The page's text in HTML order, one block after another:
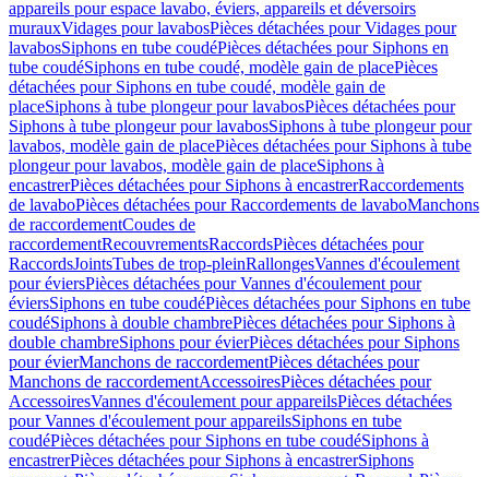
appareils pour espace lavabo, éviers, appareils et déversoirs
murauxVidages pour lavabosPièces détachées pour Vidages pour
lavabosSiphons en tube coudéPièces détachées pour Siphons en
tube coudéSiphons en tube coudé, modèle gain de placePièces
détachées pour Siphons en tube coudé, modèle gain de
placeSiphons à tube plongeur pour lavabosPièces détachées pour
Siphons à tube plongeur pour lavabosSiphons à tube plongeur pour
lavabos, modèle gain de placePièces détachées pour Siphons à tube
plongeur pour lavabos, modèle gain de placeSiphons à
encastrerPièces détachées pour Siphons à encastrerRaccordements
de lavaboPièces détachées pour Raccordements de lavaboManchons
de raccordementCoudes de
raccordementRecouvrementsRaccordsPièces détachées pour
RaccordsJointsTubes de trop-pleinRallongesVannes d'écoulement
pour éviersPièces détachées pour Vannes d'écoulement pour
éviersSiphons en tube coudéPièces détachées pour Siphons en tube
coudéSiphons à double chambrePièces détachées pour Siphons à
double chambreSiphons pour évierPièces détachées pour Siphons
pour évierManchons de raccordementPièces détachées pour
Manchons de raccordementAccessoiresPièces détachées pour
AccessoiresVannes d'écoulement pour appareilsPièces détachées
pour Vannes d'écoulement pour appareilsSiphons en tube
coudéPièces détachées pour Siphons en tube coudéSiphons à
encastrerPièces détachées pour Siphons à encastrerSiphons